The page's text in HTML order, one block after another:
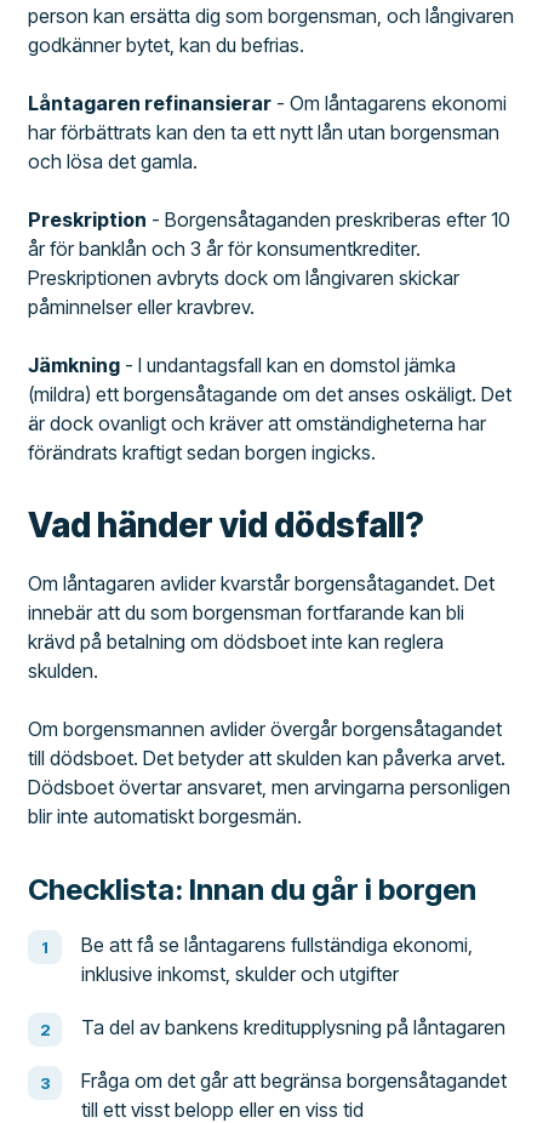
person kan ersätta dig som borgensman, och långivaren
godkänner bytet, kan du befrias.
Låntagaren refinansierar - Om låntagarens ekonomi
har förbättrats kan den ta ett nytt lån utan borgensman
och lösa det gamla.
Preskription - Borgensåtaganden preskriberas efter 10
år för banklån och 3 år för konsumentkrediter.
Preskriptionen avbryts dock om långivaren skickar
påminnelser eller kravbrev.
Jämkning - I undantagsfall kan en domstol jämka
(mildra) ett borgensåtagande om det anses oskäligt. Det
är dock ovanligt och kräver att omständigheterna har
förändrats kraftigt sedan borgen ingicks.
Vad händer vid dödsfall?
Om låntagaren avlider kvarstår borgensåtagandet. Det
innebär att du som borgensman fortfarande kan bli
krävd på betalning om dödsboet inte kan reglera
skulden.
Om borgensmannen avlider övergår borgensåtagandet
till dödsboet. Det betyder att skulden kan påverka arvet.
Dödsboet övertar ansvaret, men arvingarna personligen
blir inte automatiskt borgesmän.
Checklista: Innan du går i borgen
Be att få se låntagarens fullständiga ekonomi,
inklusive inkomst, skulder och utgifter
Ta del av bankens kreditupplysning på låntagaren
Fråga om det går att begränsa borgensåtagandet
till ett visst belopp eller en viss tid